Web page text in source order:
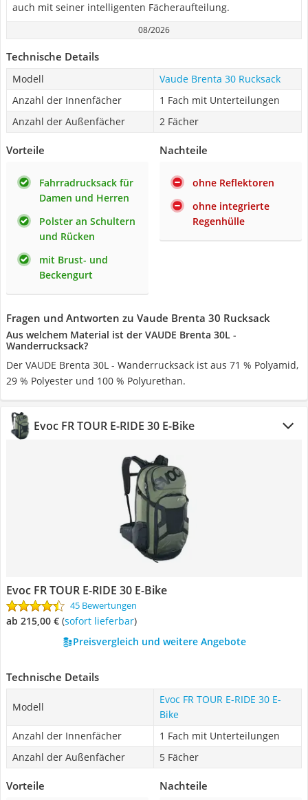
auch mit seiner intelligenten Fächeraufteilung.
08/2026
Technische Details
Modell
Vaude Brenta 30 Rucksack
Anzahl der Innenfächer
1 Fach mit Unterteilungen
Anzahl der Außenfächer
2 Fächer
Vorteile
Fahrradrucksack für
Damen und Herren
Polster an Schultern
und Rücken
mit Brust- und
Beckengurt
Nachteile
ohne Reflektoren
ohne integrierte
Regenhülle
Fragen und Antworten zu Vaude Brenta 30 Rucksack
Aus welchem Material ist der VAUDE Brenta 30L -
Wanderrucksack?
Der VAUDE Brenta 30L - Wanderrucksack ist aus 71 % Polyamid,
29 % Polyester und 100 % Polyurethan.
Evoc FR TOUR E-RIDE 30 E-Bike
Evoc FR TOUR E-RIDE 30 E-Bike
45 Bewertungen
ab 215,00 € ( Sofort lieferbar)
Preisvergleich und weitere Angebote
Technische Details
Modell
Evoc FR TOUR E-RIDE 30 E-
Bike
Anzahl der Innenfächer
1 Fach mit Unterteilungen
Anzahl der Außenfächer
5 Fächer
Vorteile Nachteile